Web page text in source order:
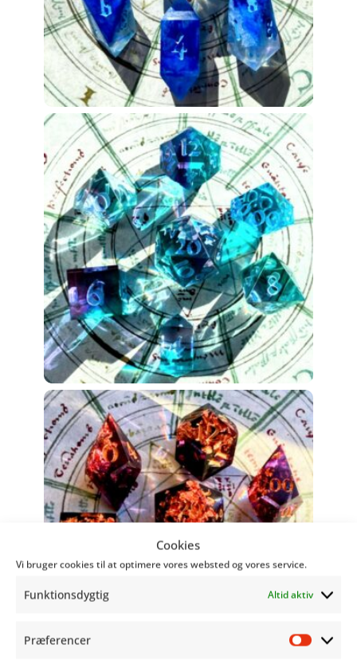
Cookies
Vi bruger cookies til at optimere vores websted og vores service.
Funktionsdygtig Altid aktiv
Præferencer